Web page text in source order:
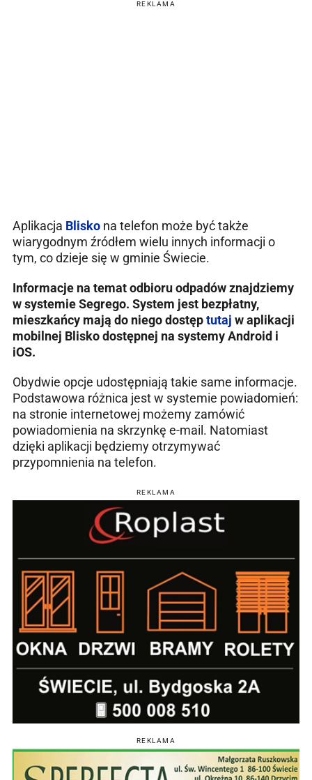
REKLAMA
Aplikacja Blisko na telefon może być także
wiarygodnym źródłem wielu innych informacji o
tym, co dzieje się w gminie Świecie.
Informacje na temat odbioru odpadów znajdziemy
w systemie Segrego. System jest bezpłatny,
mieszkańcy mają do niego dostęptutaj w aplikacji
mobilnej Blisko dostępnej na systemy Android i
iOS.
Obydwie opcje udostępniają takie same informacje.
Podstawowa różnica jest w systemie powiadomień:
na stronie internetowej możemy zamówić
powiadomienia na skrzynkę e-mail. Natomiast
dzięki aplikacji będziemy otrzymywać
przypomnienia na telefon.
REKLAMA
REKLAMA